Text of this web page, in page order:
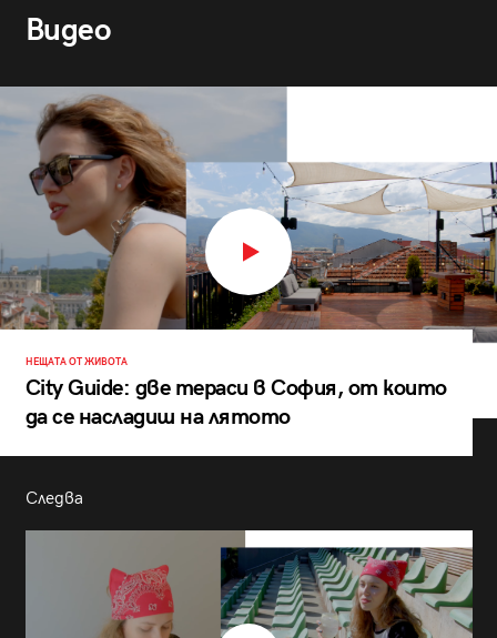
Видео
НЕЩАТА ОТ ЖИВОТА
City Guide: две тераси в София, от които
да се насладиш на лятото
Следва